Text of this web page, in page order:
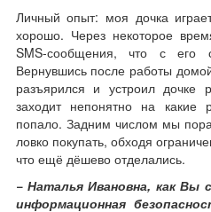
Личный опыт: моя дочка
хорошо. Через некоторое
SMS-сообщения, что с его
Вернувшись после работы
разъярился и устроил дочке
заходит непонятно на какие
попало. Задним числом мы
ловко покупать, обходя
что ещё дёшево отделались.
− Наталья Ивановна, как Вы
информационная